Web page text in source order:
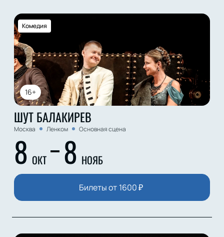
16+
Комедия
ШУТ БАЛАКИРЕВ
Москва Ленком Основная сцена
8 ОКТ 8 НОЯБ
Билеты от 1600₽